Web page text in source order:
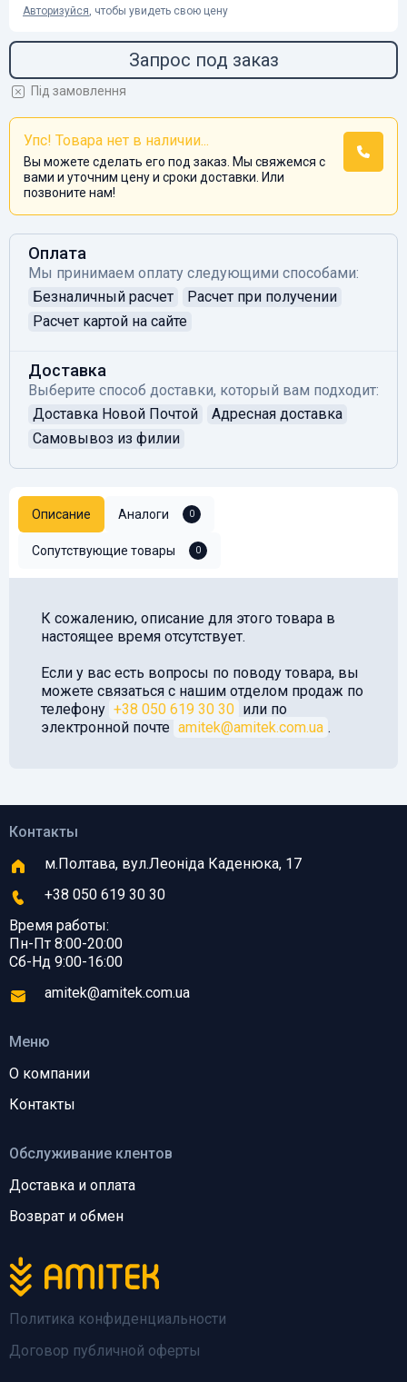
Авторизуйся, чтобы увидеть свою цену
Запрос под заказ
Під замовлення
Упс! Товара нет в наличии...
Вы можете сделать его под заказ. Мы свяжемся с
вами и уточним цену и сроки доставки. Или
позвоните нам!
Оплата
Мы принимаем оплату следующими способами:
Безналичный расчет
Расчет при получении
Расчет картой на сайте
Доставка
Выберите способ доставки, который вам подходит:
Доставка Новой Почтой
Адресная доставка
Самовывоз из филии
Описание Аналоги 0
Сопутствующие товары 0
К сожалению, описание для этого товара в
настоящее время отсутствует.
Если у вас есть вопросы по поводу товара, вы
можете связаться с нашим отделом продаж по
телефону +38 050 619 30 30 или по
электронной почте amitek@amitek.com.ua .
Политика конфиденциальности
Договор публичной оферты
Обслуживание клентов
Доставка и оплата
Возврат и обмен
Меню
О компании
Контакты
Контакты
м.Полтава, вул.Леоніда Каденюка, 17
+38 050 619 30 30
Время работы:
Пн-Пт 8:00-20:00
Сб-Нд 9:00-16:00
amitek@amitek.com.ua